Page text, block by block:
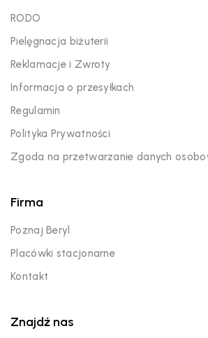
RODO
Pielęgnacja biżuterii
Reklamacje i Zwroty
Informacja o przesyłkach
Regulamin
Polityka Prywatności
Zgoda na przetwarzanie danych
Firma
Poznaj Beryl
Placówki stacjonarne
Kontakt
Znajdź nas